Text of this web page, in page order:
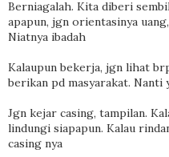
Berniagalah. Kita diberi
apapun, jgn orientasinya
Niatnya ibadah
Kalaupun bekerja, jgn lihat
berikan pd masyarakat. Nanti
Jgn kejar casing, tampilan.
lindungi siapapun. Kalau
casing nya